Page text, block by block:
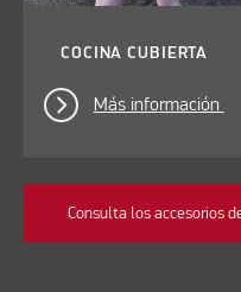
COCINA CUBIERTA
Más información
Consulta los accesorios